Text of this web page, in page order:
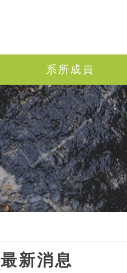
系所成員
最新消息